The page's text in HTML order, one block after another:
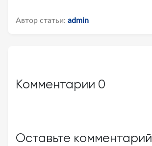
Автор статьи: admin
Комментарии 0
Оставьте комментарий